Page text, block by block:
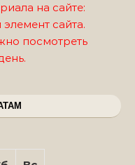
на сайте:
сайта.
посмотреть